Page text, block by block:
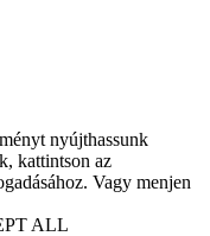
nyújthassunk
kattintson az
Vagy menjen
ALL